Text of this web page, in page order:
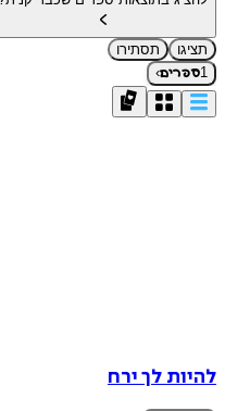
תציגו
תסתירו
1ספרים›
להיות לך ירח